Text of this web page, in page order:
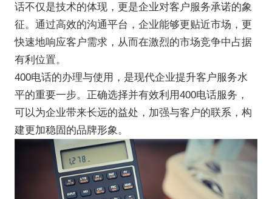
话不仅是技术的体现，更是企业对客户服务承诺的象
征。通过高效的沟通平台，企业能够更贴近市场，更
快速地响应客户需求，从而在激烈的市场竞争中占据
有利位置。
400电话的办理与使用，是现代企业提升客户服务水
平的重要一步。正确选择并有效利用400电话服务，
可以为企业带来长远的益处，加强与客户的联系，构
建更加稳固的品牌形象。